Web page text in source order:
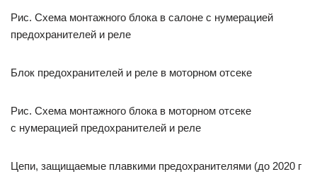
Рис. Схема монтажного блока в салоне с нумерацией
предохранителей и реле
Блок предохранителей и реле в моторном отсеке
Рис. Схема монтажного блока в моторном отсеке
с нумерацией предохранителей и реле
Цепи, защищаемые плавкими предохранителями (до 2020 г